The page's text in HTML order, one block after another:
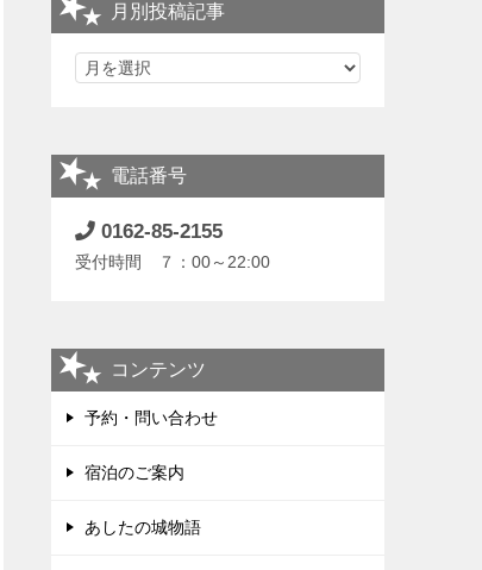
月別投稿記事
電話番号
0162-85-2155
受付時間 ７：00～22:00
コンテンツ
予約・問い合わせ
宿泊のご案内
あしたの城物語